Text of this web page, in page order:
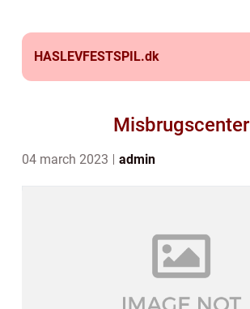
HASLEVFESTSPIL.dk
Misbrugscenter
04 march 2023 admin